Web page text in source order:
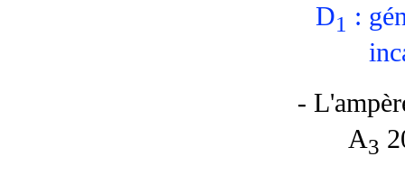
D1 :
-
A3